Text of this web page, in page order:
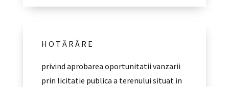
H O T Ă R Â R E
privind aprobarea oportunitatii vanzarii
prin licitatie publica a terenului situat in